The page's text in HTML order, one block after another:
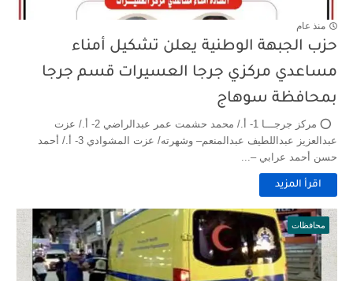
منذ عام
حزب الجبهة الوطنية يعلن تشكيل أمناء
مساعدي مركزي جرجا العسيرات قسم جرجا
بمحافظة سوهاج
⭕️ مركز جرجـــا 1- أ./ محمد حشمت عمر عبدالراضي 2- أ./ عزت
عبدالعزيز عبداللطيف عبدالمنعم– وشهرته/ عزت المشوادي 3- أ./ أحمد
حسن أحمد عرابي –...
اقرأ المزيد
محافظات